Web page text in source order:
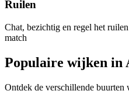
Ruilen
Chat, bezichtig en regel het
match
Populaire wijken in
Ontdek de verschillende buurten